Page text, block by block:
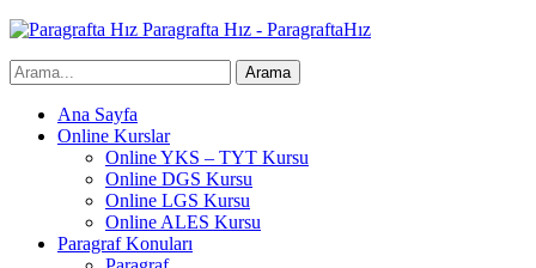
Paragrafta Hız - ParagraftaHız
Ana Sayfa
Online Kurslar
Online YKS – TYT Kursu
Online DGS Kursu
Online LGS Kursu
Online ALES Kursu
Paragraf Konuları